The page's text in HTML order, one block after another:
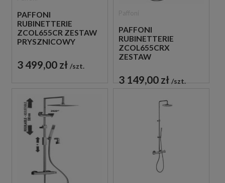
PAFFONI
RUBINETTERIE
ZCOL655CR ZESTAW
PRYSZNICOWY
ŚCIENNY CHROM
3 499,00 zł szt.
PAFFONI
RUBINETTERIE
ZCOL655CRX
ZESTAW
TERMOSTATYCZNY
ŚCIENNY CHROM
3 149,00 zł szt.